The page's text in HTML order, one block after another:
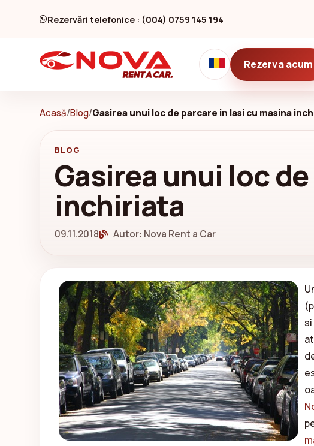
Rezervări telefonice : (004) 0759 145 194
Rezerva acum
Acasă/Blog/Gasirea unui loc de parcare in Iasi cu masina
BLOG
Gasirea unui loc
inchiriata
09.11.2018 Autor: Nova Rent a Car